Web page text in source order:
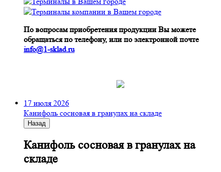
По вопросам приобретения продукции Вы можете
обращаться по телефону, или по электронной почте
info@1-sklad.ru
17 июля 2026
Канифоль сосновая в гранулах на складе
Назад
Канифоль сосновая в гранулах на
складе